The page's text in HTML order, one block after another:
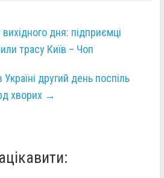
дня: підприємці
трасу Київ – Чоп
другий день поспіль
хворих →